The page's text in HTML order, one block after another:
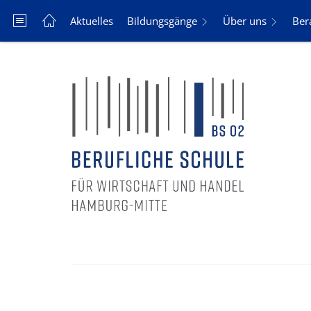
Aktuelles Bildungsgänge Über uns